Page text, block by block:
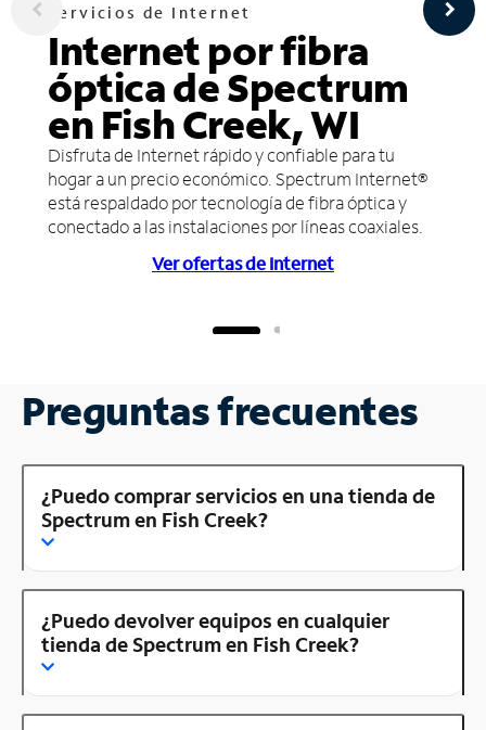
Servicios de Internet
Internet por fibra
óptica de Spectrum
en Fish Creek, WI
Disfruta de Internet rápido y confiable para tu
hogar a un precio económico. Spectrum Internet®
está respaldado por tecnología de fibra óptica y
conectado a las instalaciones por líneas coaxiales.
Ver ofertas de Internet
Preguntas frecuentes
¿Puedo comprar servicios en una tienda de
Spectrum en Fish Creek?
¿Puedo devolver equipos en cualquier
tienda de Spectrum en Fish Creek?